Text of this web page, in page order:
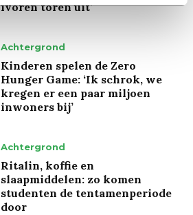
ivoren toren uit’
Achtergrond
Kinderen spelen de Zero
Hunger Game: ‘Ik schrok, we
kregen er een paar miljoen
inwoners bij’
Achtergrond
Ritalin, koffie en
slaapmiddelen: zo komen
studenten de tentamenperiode
door